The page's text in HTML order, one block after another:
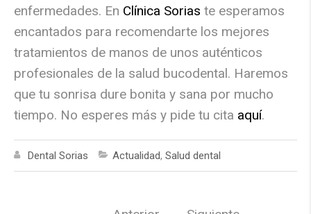
enfermedades. En Clínica Sorias te esperamos
encantados para recomendarte los mejores
tratamientos de manos de unos auténticos
profesionales de la salud bucodental. Haremos
que tu sonrisa dure bonita y sana por mucho
tiempo. No esperes más y pide tu cita aquí.
Dental Sorias Actualidad, Salud dental